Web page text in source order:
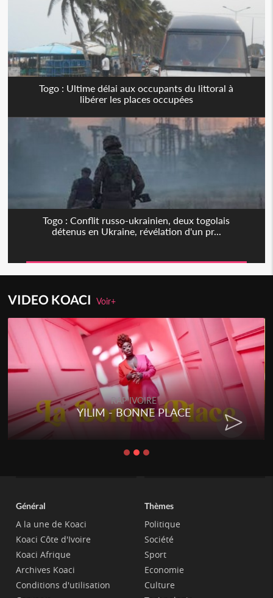
Togo : Ultime délai aux occupants du littoral à
libérer les places occupées
Togo : Conflit russo-ukrainien, deux togolais
détenus en Ukraine, révélation d'un pr...
VIDEO KOACIVoir+
RAP IVOIRE
YILIM - BONNE PLACE
Général
A la une de Koaci
Koaci Côte d'Ivoire
Koaci Afrique
Archives Koaci
Conditions d'utilisation
Thèmes
Politique
Société
Sport
Economie
Culture